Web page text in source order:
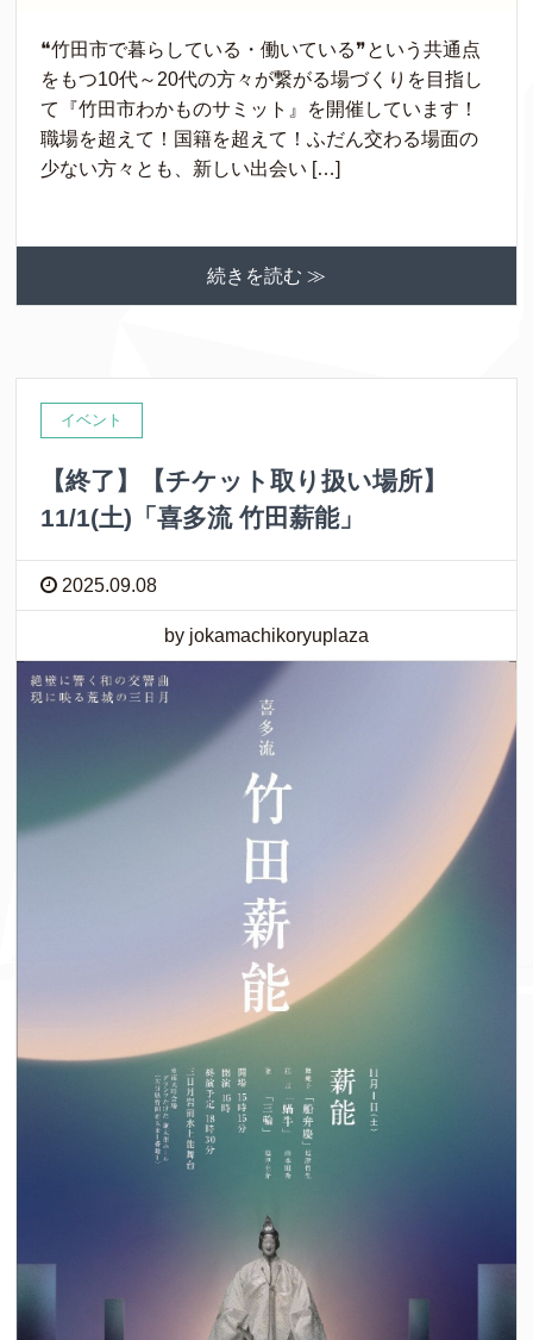
❝竹田市で暮らしている・働いている❞という共通点
をもつ10代～20代の方々が繋がる場づくりを目指し
て『竹田市わかものサミット』を開催しています！
職場を超えて！国籍を超えて！ふだん交わる場面の
少ない方々とも、新しい出会い […]
続きを読む ≫
イベント
【終了】【チケット取り扱い場所】
11/1(土)「喜多流 竹田薪能」
2025.09.08
by jokamachikoryuplaza